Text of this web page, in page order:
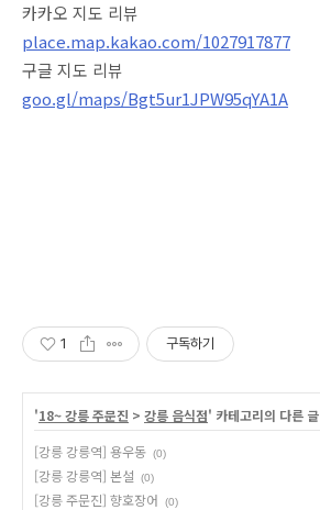
카카오 지도 리뷰
place.map.kakao.com/1027917877
구글 지도 리뷰
goo.gl/maps/Bgt5ur1JPW95qYA1A
1 구독하기
'18~ 강릉 주문진 > 강릉 음식점' 카테고리의 다른 글
[강릉 강릉역] 용우동 (0)
[강릉 강릉역] 본설 (0)
[강릉 주문진] 향호장어 (0)